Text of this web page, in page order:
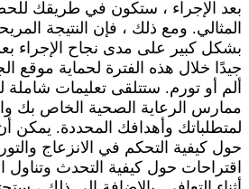
بعد الإجراء ، ستكون في طريقك
المثالي. ومع ذلك ، فإن النتيجة
بشكل كبير على مدى نجاح الإجراء
جيدًا خلال هذه الفترة لحماية موقع
ألم أو تورم. ستتلقى تعليمات شاملة
ممارس الرعاية الصحية الخاص بك
لمتطلباتك وأهدافك المحددة.
حول كيفية التحكم في الانزعاج
اقتراحات حول كيفية التحدث